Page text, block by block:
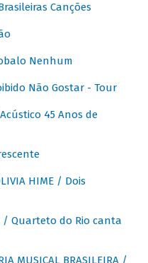
Canções
Nenhum
Não Gostar - Tour
45 Anos de
HIME / Dois
/ Quarteto do Rio canta